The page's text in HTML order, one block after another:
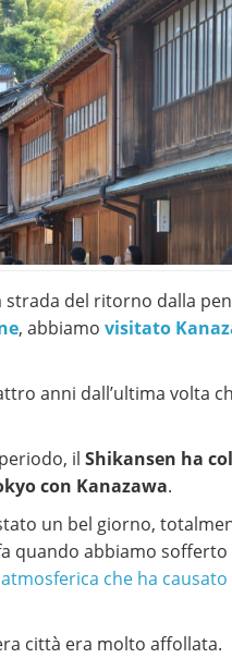
strada del ritorno dalla
, abbiamo visitato
anni dall’ultima volta
il Shikansen ha
con Kanazawa.
un bel giorno,
quando abbiamo
che ha causato
città era molto affollata.